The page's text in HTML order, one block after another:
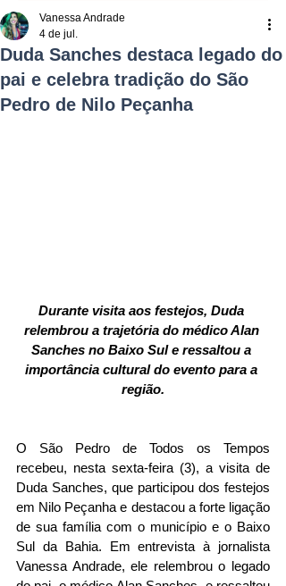
Duda Sanches destaca legado do
pai e celebra tradição do São
Pedro de Nilo Peçanha
Vanessa Andrade
4 de jul.
Durante visita aos festejos, Duda
relembrou a trajetória do médico Alan
Sanches no Baixo Sul e ressaltou a
importância cultural do evento para a
região.
O São Pedro de Todos os Tempos
recebeu, nesta sexta-feira (3), a visita de
Duda Sanches, que participou dos festejos
em Nilo Peçanha e destacou a forte ligação
de sua família com o município e o Baixo
Sul da Bahia. Em entrevista à jornalista
Vanessa Andrade, ele relembrou o legado